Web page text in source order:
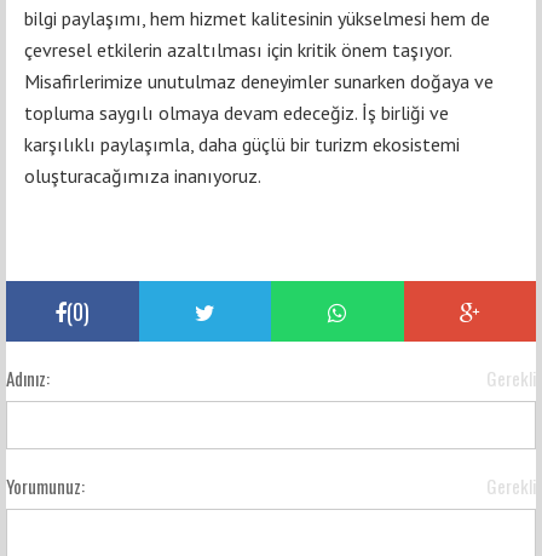
bilgi paylaşımı, hem hizmet kalitesinin yükselmesi hem de
çevresel etkilerin azaltılması için kritik önem taşıyor.
Misafirlerimize unutulmaz deneyimler sunarken doğaya ve
topluma saygılı olmaya devam edeceğiz. İş birliği ve
karşılıklı paylaşımla, daha güçlü bir turizm ekosistemi
oluşturacağımıza inanıyoruz.
(0)
Adınız: Gerekli
Yorumunuz: Gerekli